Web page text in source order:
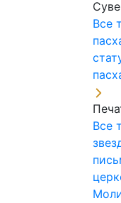
Все
Все